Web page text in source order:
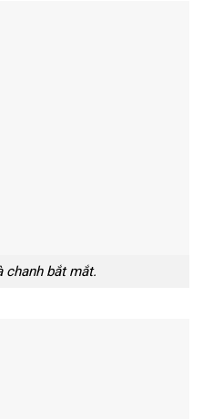
chanh bắt mắt.